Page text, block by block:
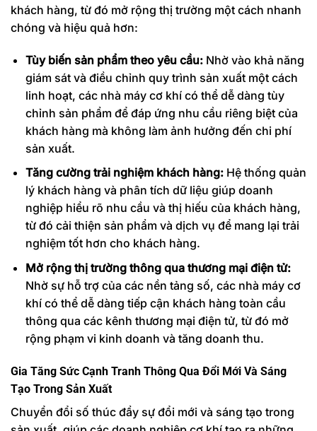
khách hàng, từ đó mở rộng thị trường một cách nhanh
chóng và hiệu quả hơn:
Tùy biến sản phẩm theo yêu cầu:Nhờ vào khả năng
giám sát và điều chỉnh quy trình sản xuất một cách
linh hoạt, các nhà máy cơ khí có thể dễ dàng tùy
chỉnh sản phẩm để đáp ứng nhu cầu riêng biệt của
khách hàng mà không làm ảnh hưởng đến chi phí
sản xuất.
Tăng cường trải nghiệm khách hàng:Hệ thống quản
lý khách hàng và phân tích dữ liệu giúp doanh
nghiệp hiểu rõ nhu cầu và thị hiếu của khách hàng,
từ đó cải thiện sản phẩm và dịch vụ để mang lại trải
nghiệm tốt hơn cho khách hàng.
Mở rộng thị trường thông qua thương mại điện tử:
Nhờ sự hỗ trợ của các nền tảng số, các nhà máy cơ
khí có thể dễ dàng tiếp cận khách hàng toàn cầu
thông qua các kênh thương mại điện tử, từ đó mở
rộng phạm vi kinh doanh và tăng doanh thu.
Gia Tăng Sức Cạnh Tranh Thông Qua Đổi Mới Và Sáng
Tạo Trong Sản Xuất
Chuyển đổi số thúc đẩy sự đổi mới và sáng tạo trong